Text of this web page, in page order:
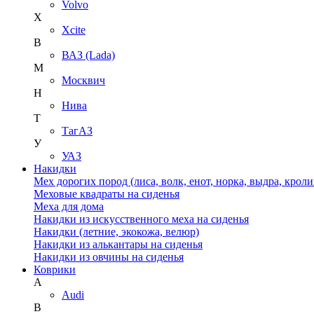
Volvo
X
Xcite
В
ВАЗ (Lada)
М
Москвич
Н
Нива
Т
ТагАЗ
У
УАЗ
Накидки
Мех дорогих пород (лиса, волк, енот, норка, выдра,
Меховые квадраты на сиденья
Меха для дома
Накидки из искусственного меха на сиденья
Накидки (летние, экокожа, велюр)
Накидки из алькантары на сиденья
Накидки из овчины на сиденья
Коврики
A
Audi
B